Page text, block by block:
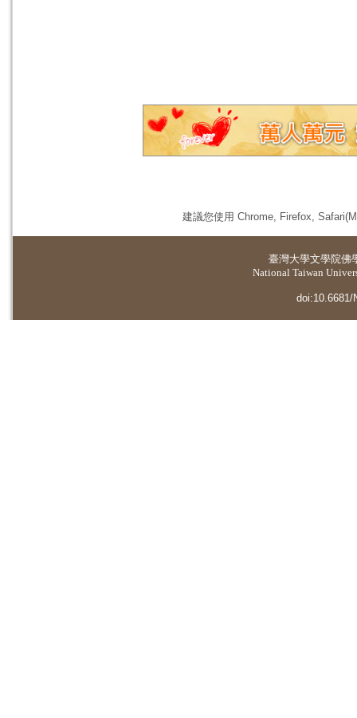
建議您使用 Chrome, Firefox,
臺灣大學文學院佛
National Taiwan
doi:10.6681/